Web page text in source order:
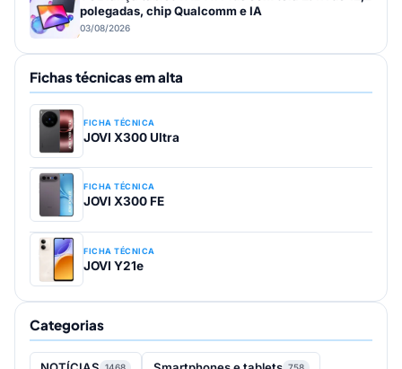
polegadas, chip Qualcomm e IA
03/08/2026
Fichas técnicas em alta
FICHA TÉCNICA
JOVI X300 Ultra
FICHA TÉCNICA
JOVI X300 FE
FICHA TÉCNICA
JOVI Y21e
Categorias
1468 758